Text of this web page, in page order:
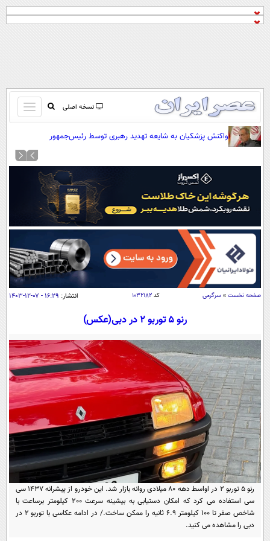
نسخه اصلی
باز
و
کردن
صفحه اول
آرشیو
نظرسنجی
آب و هوا
اوقات شرعی
سواد زندگی
اقتصاد
اقتصادی
جامعه
حوادث
سلامت
یک برش دانایی
محیط زیست
سفر و تفریح
بین الملل
سیاست خارجی
فرهنگ و هنر
علم و دانش
فناوری و It
علمی
اخبار کریپتو
قرآن
گوناگون
سرگرمی
باشگاه مغز
مجله تصویری سلاح
فیلم
اقتصاد
ورزش
عصر ایران 2
خواندنی ها و دیدنی ها
آموزش زبان
واکنش پزشکیان به شایعه تهدید رهبری توسط رئیس‌جمهور
صفحه نخست » سرگرمی کد۱۰۳۲۱۸۲ انتشار: ۱۶:۲۹ - ۰۷-۱۲-۱۴۰۳
رنو ۵ توربو 2 در دبی(عکس)
رنو 5 توربو 2 در اواسط دهه 80 میلادی روانه بازار شد. این خودرو از پیشرانه 1437 سی
سی استفاده می کرد که امکان دستیابی به بیشینه سرعت 200 کیلومتر برساعت با
شاخص صفر تا 100 کیلومتر 6.9 ثانیه را ممکن ساخت./ در ادامه عکاسی با توربو 2 در
دبی را مشاهده می کنید.